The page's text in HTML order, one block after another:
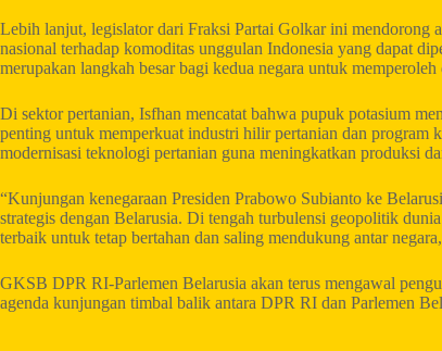
Lebih lanjut, legislator dari Fraksi Partai Golkar ini mendorong
nasional terhadap komoditas unggulan Indonesia yang dapat
merupakan langkah besar bagi kedua negara untuk
Di sektor pertanian, Isfhan mencatat bahwa pupuk potasium
penting untuk memperkuat industri hilir pertanian dan program
modernisasi teknologi pertanian guna meningkatkan produksi
“Kunjungan kenegaraan Presiden Prabowo Subianto ke
strategis dengan Belarusia. Di tengah turbulensi geopolitik
terbaik untuk tetap bertahan dan saling mendukung antar
GKSB DPR RI-Parlemen Belarusia akan terus mengawal
agenda kunjungan timbal balik antara DPR RI dan Parlemen